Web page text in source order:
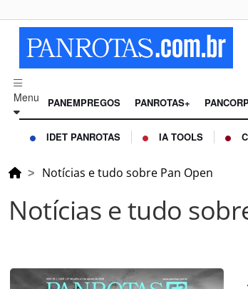
Menu PANEMPREGOS PANROTAS+
IDET PANROTAS IA TOOLS
Notícias e tudo sobre Pan Open
Notícias e tudo